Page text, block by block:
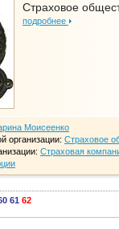
Страховое
подробнее
Моисеенко
организации: Страховое
Страховая
61 62